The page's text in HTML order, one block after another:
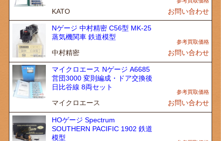
KATO お問い合わせ
Nゲージ 中村精密 C56型 MK-25
蒸気機関車 鉄道模型
中村精密 お問い合わせ
マイクロエース Nゲージ A6685
営団3000 変則編成・ドア交換後
日比谷線 8両セット
マイクロエース お問い合わせ
HOゲージ Spectrum
SOUTHERN PACIFIC 1902 鉄道
模型